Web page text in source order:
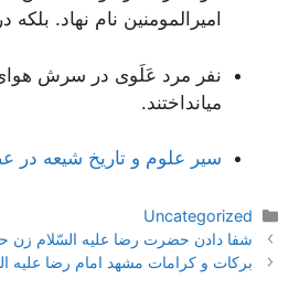
اميرالمومنين‌ نام‌ نهاد.
نفر مرد عَلَوی در سرش‌ هوای
میانداختند.
سير علوم‌ و تاريخ‌ شيعه‌ در
دسته‌ها
Uncategorized
ناوبری
نوشته‌ها
شفا دادن حضرت رضا عليه السّلام زن
بركات‌ و كرامات‌ مشهد امام‌ رضا عليه‌